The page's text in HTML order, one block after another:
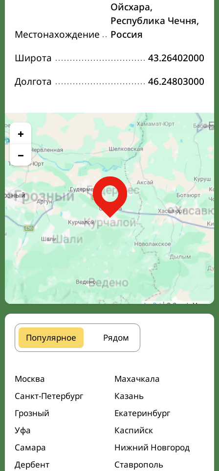
Местонахождение
Ойсхара,
Республика Чечня,
Россия
Широта
43.26402000
Долгота
46.24803000
+
−
Leaflet| © Google Maps
Популярное Рядом
Москва
Махачкала
Санкт-Петербург
Казань
Грозный
Екатеринбург
Уфа
Каспийск
Самара
Нижний Новгород
Дербент
Ставрополь